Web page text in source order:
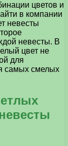
цветов и
в компании
невесты
невесты. В
цвет не
для
самых смелых